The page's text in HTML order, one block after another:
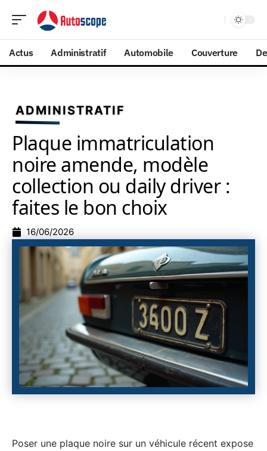
Actus Administratif Automobile Couverture
ADMINISTRATIF
Plaque immatriculation
noire amende, modèle
collection ou daily driver :
faites le bon choix
16/06/2026
Poser une plaque noire sur un véhicule récent expose